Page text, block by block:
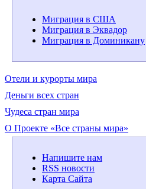
Миграция в США
Миграция в Эквадор
Миграция в Доминикану
Отели и курорты мира
Деньги всех стран
Чудеса стран мира
О Проекте «Все страны мира»
Напишите нам
RSS новости
Карта Сайта